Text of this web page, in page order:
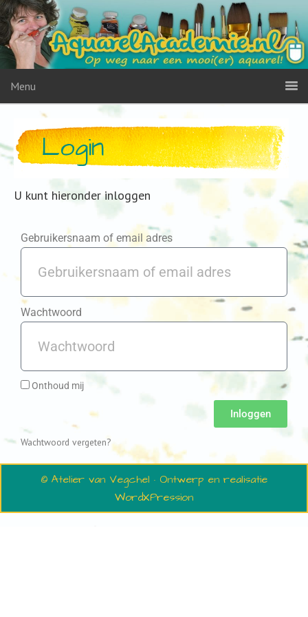
Menu
Login
U kunt hieronder inloggen
Gebruikersnaam of email adres
Wachtwoord
Onthoud mij
Inloggen
Wachtwoord vergeten?
© Atelier van Vegchel · Ontwerp en realisatie
WordXPression